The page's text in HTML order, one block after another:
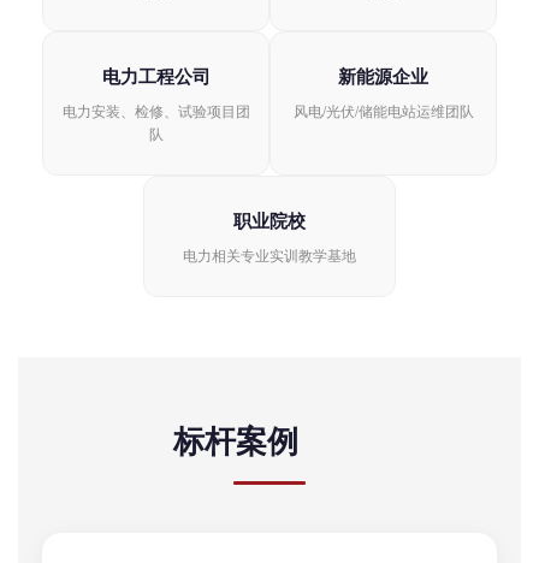
电力工程公司
电力安装、检修、试验项目团
队
新能源企业
风电/光伏/储能电站运维团队
职业院校
电力相关专业实训教学基地
标杆案例